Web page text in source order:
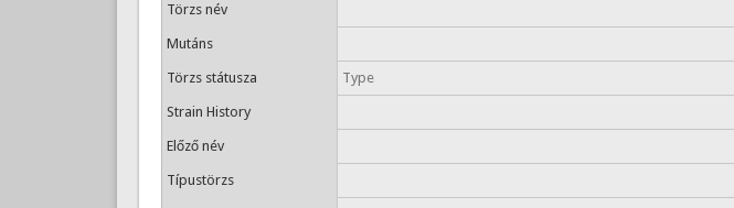
Törzs név
Mutáns
Törzs státusza Type
Strain History
Előző név
Típustörzs